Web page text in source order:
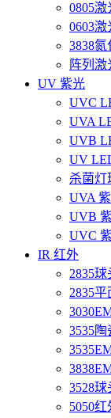
0805激
0603激
3838
阵列激
UV 紫光
UVC
UVA
UVB
UV
杀菌灯
UVA
UVB
UVC
IR 红外
2835
2835
3535
3528
5050